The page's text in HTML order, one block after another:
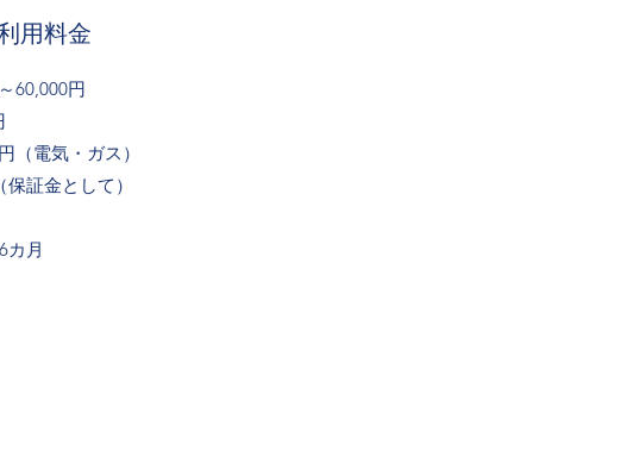
用料金
60,000円
（電気・ガス）
証金として）
カ月